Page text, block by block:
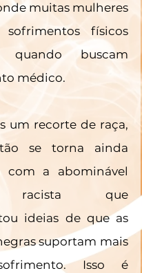
muitas mulheres
físicos
quando buscam
médico.
um recorte de raça,
se torna ainda
com a abominável
racista que
ideias de que as
suportam mais
Isso é